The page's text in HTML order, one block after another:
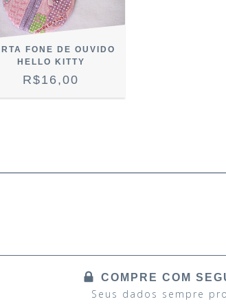
FONE DE OUVIDO
HELLO KITTY
R$16,00
COMPRE COM
Seus dados sempre